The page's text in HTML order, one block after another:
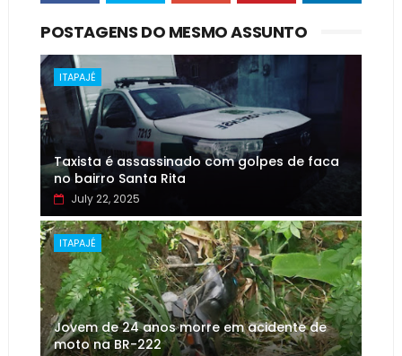
POSTAGENS DO MESMO ASSUNTO
ITAPAJÉ
Taxista é assassinado com golpes de faca
no bairro Santa Rita
July 22, 2025
ITAPAJÉ
Jovem de 24 anos morre em acidente de
moto na BR-222